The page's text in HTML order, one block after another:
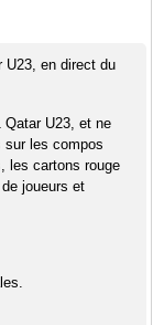
U23, en direct du
U23, et ne
sur les compos
les cartons rouge
joueurs et